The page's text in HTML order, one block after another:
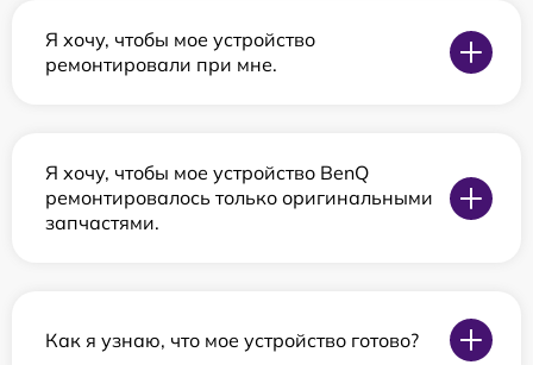
Я хочу, чтобы мое устройство
ремонтировали при мне.
Я хочу, чтобы мое устройство BenQ
ремонтировалось только оригинальными
запчастями.
Как я узнаю, что мое устройство готово?